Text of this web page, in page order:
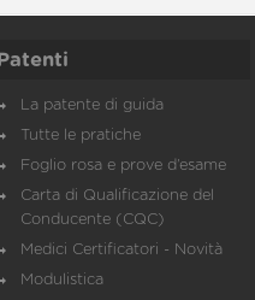
Patenti
La patente di guida
Tutte le pratiche
Foglio rosa e prove d’esame
Carta di Qualificazione del
Conducente (CQC)
Medici Certificatori - Novità
Modulistica